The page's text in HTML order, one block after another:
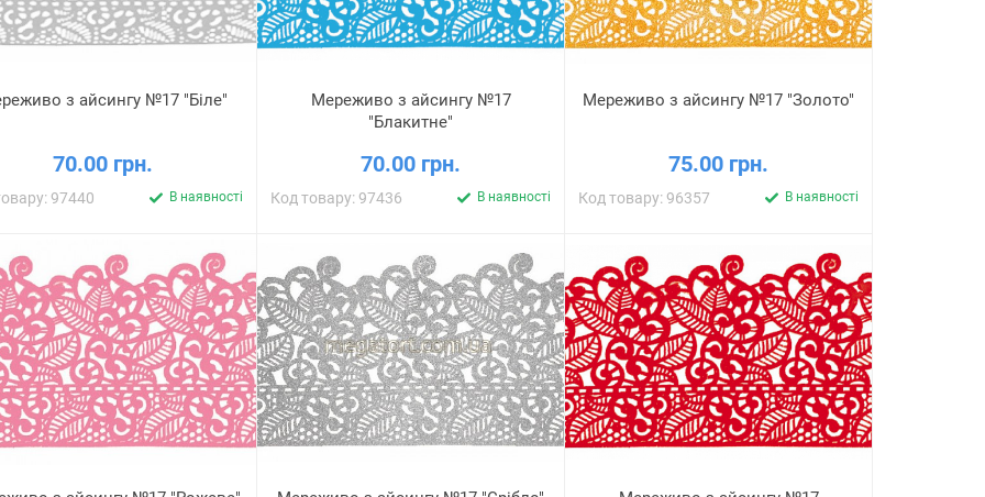
з айсингу №17 "Біле"
70.00 грн.
97440 В наявності
Мереживо з айсингу №17
"Блакитне"
70.00 грн.
Код товару: 97436 В наявності
Мереживо з айсингу №17 "Золото"
75.00 грн.
Код товару: 96357 В наявності